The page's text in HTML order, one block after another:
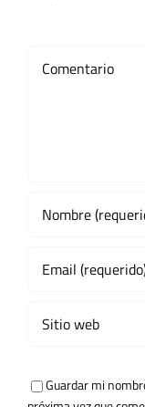
Guardar mi